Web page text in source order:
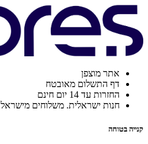
אתר מוצפן
דף התשלום מאובטח
החזרות עד 14 יום חינם
חנות ישראלית. משלוחים מישראל
קנייה בטוחה